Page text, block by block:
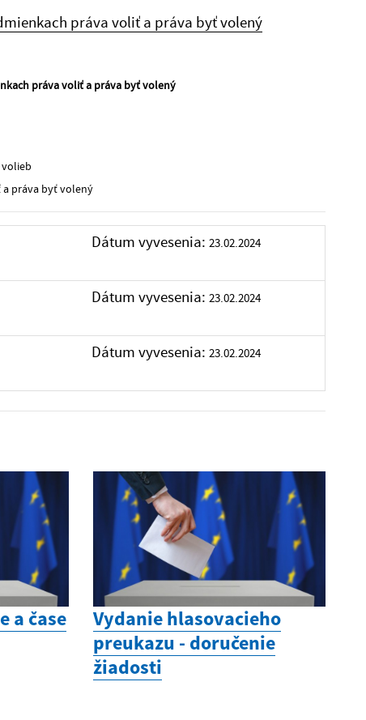
práva voliť a práva byť volený
práva voliť a práva byť volený
práva byť volený
Dátum vyvesenia: 23.02.2024
Dátum vyvesenia: 23.02.2024
Dátum vyvesenia: 23.02.2024
a čase
Vydanie hlasovacieho
preukazu - doručenie
žiadosti